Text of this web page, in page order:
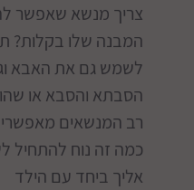
צריך מנשא שאפשר
המבנה שלו בקלות?
לשמש גם את האבא
הסבתא והסבא או
רב המנשאים
כמה זה נוח להתחיל
אליך ביחד עם הילד